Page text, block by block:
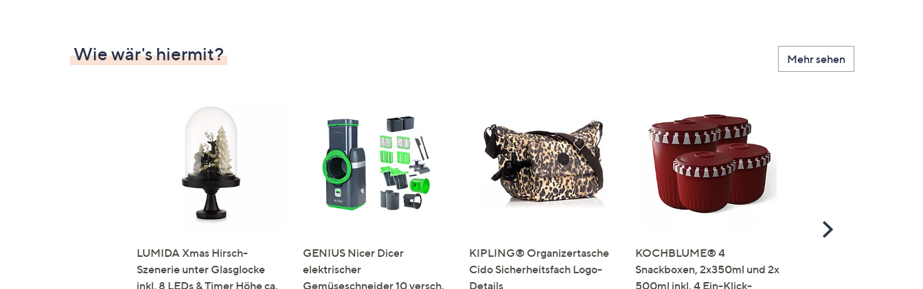
Wie wär's hiermit? Mehr sehen
LUMIDA Xmas Hirsch-
Szenerie unter Glasglocke
inkl. 8 LEDs & Timer Höhe ca.
GENIUS Nicer Dicer
elektrischer
Gemüseschneider 10 versch.
KIPLING® Organizertasche
Cido Sicherheitsfach Logo-
Details
KOCHBLUME® 4
Snackboxen, 2x350ml und 2x
500ml inkl. 4 Ein-Klick-
Scroll
Right